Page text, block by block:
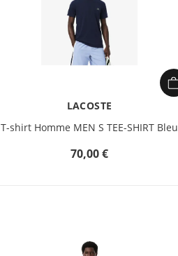
LACOSTE
T-shirt Homme MEN S TEE-SHIRT Bleu
70,00 €